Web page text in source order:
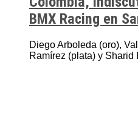
BMX Racing en
Diego Arboleda (oro),
Ramírez (plata) y